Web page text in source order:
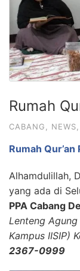
Rumah
CABANG NEWS
Rumah Qur’an
Alhamdulillah,
yang ada di
PPA Cabang
Lenteng
Kampus IISIP)
2367-0999